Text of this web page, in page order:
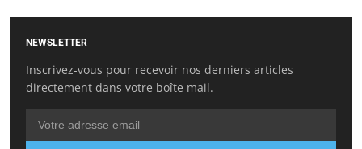
NEWSLETTER
Inscrivez-vous pour recevoir nos derniers articles
directement dans votre boîte mail.